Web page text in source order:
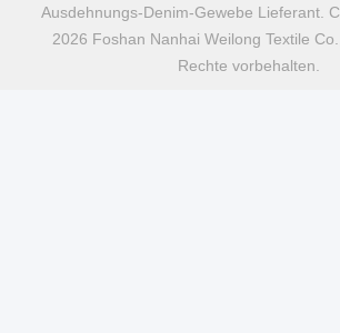
Ausdehnungs-Denim-Gewebe Lieferant.
2026 Foshan Nanhai Weilong Textile
Rechte vorbehalten.